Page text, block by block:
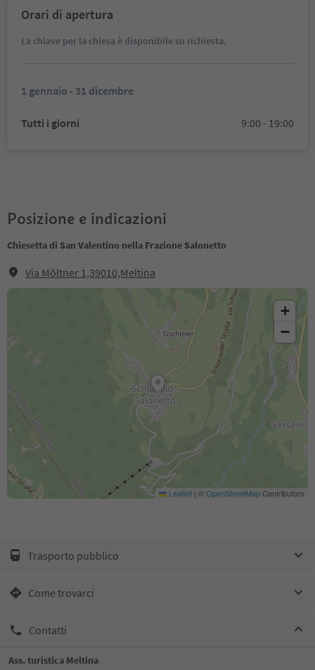
Orari di apertura
La chiave per la chiesa è disponibile su richiesta.
1 gennaio - 31 dicembre
Tutti i giorni 9:00 - 19:00
Posizione e indicazioni
Chiesetta di San Valentino nella Frazione Salonetto
Via Möltner 1,39010,Meltina
+
−
Leaflet | ©OpenStreetMapContributors
Trasporto pubblico
Come trovarci
Contatti
Ass. turistica Meltina